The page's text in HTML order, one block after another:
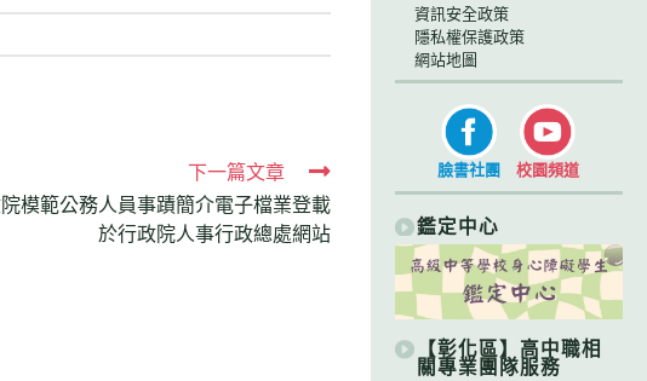
下一篇文章
模範公務人員事蹟簡介電子檔業登載
於行政院人事行政總處網站
資訊安全政策
隱私權保護政策
網站地圖
臉書社團 校園頻道
鑑定中心
【彰化區】高中職相
關專業團隊服務